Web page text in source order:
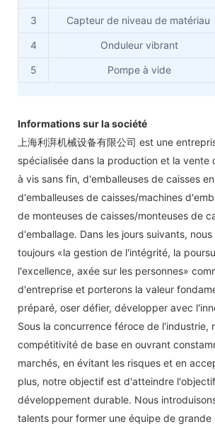
3 Capteur de niveau de matériau
4 Onduleur vibrant
5 Pompe à vide
Informations sur la société
上海利湃机械设备有限公司 est une
spécialisée dans la production et la vente
à vis sans fin, d'emballeuses de caisses
d'emballeuses de caisses/machines
de monteuses de caisses/monteuses de
d'emballage. Dans les jours suivants,
toujours «la gestion de l'intégrité, la
l'excellence, axée sur les personnes»
d'entreprise et porterons la valeur
préparé, oser défier, développer avec
Sous la concurrence féroce de l'industrie,
compétitivité de base en ouvrant
marchés, en évitant les risques et en
plus, notre objectif est d'atteindre
développement durable. Nous
talents pour former une équipe de grande